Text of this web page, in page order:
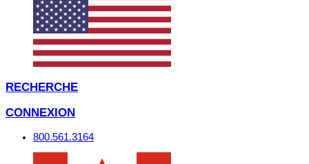
RECHERCHE
CONNEXION
800.561.3164